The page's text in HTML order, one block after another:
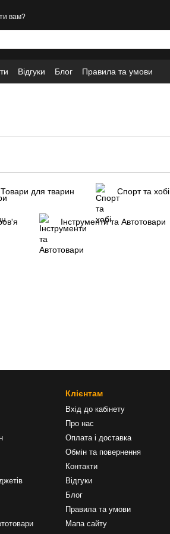
вам?
Відгуки Блог Правила та умови
Товари для тварин Спорт та хобі
Інструменти та Автотовари
Клієнтам
Вхід до кабінету
Про нас
Оплата і доставка
Обмін та повернення
Контакти
Відгуки
Блог
Правила та умови
Мапа сайту